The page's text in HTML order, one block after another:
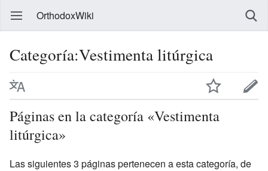
OrthodoxWiki
Categoría:Vestimenta litúrgica
Páginas en la categoría «Vestimenta
litúrgica»
Las siguientes 3 páginas pertenecen a esta categoría, de